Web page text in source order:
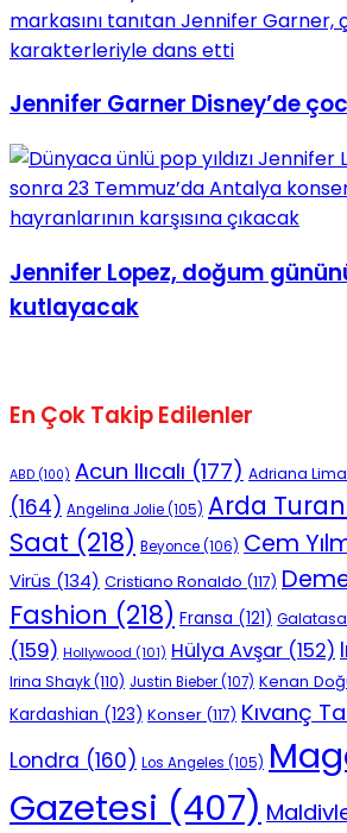
Jennifer Garner Disney’de
Jennifer Lopez, doğum
kutlayacak
En Çok Takip Edilenler
ABD (100) Acun Ilıcalı (177) Adriana Lima
(164) Angelina Jolie(105) Arda Turan
Saat (218) Beyonce(106) Cem
Virüs (134) Cristiano Ronaldo (117)
Fashion (218) Fransa (121)
(159) Hollywood (101) Hülya Avşar (152)
Irina Shayk(110) Justin Bieber(107) Kenan
Kardashian (123) Konser (117) Kıvanç
Londra (160) Los Angeles (105)
Gazetesi (407)